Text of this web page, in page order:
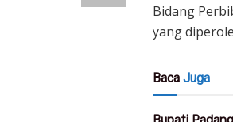
Bidang
yang
Baca Juga